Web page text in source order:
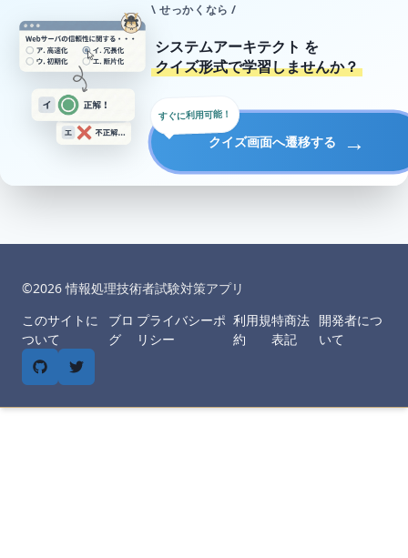
\ せっかくなら /
システムアーキテクト を
クイズ形式で学習しませんか？
クイズ画面へ遷移する →
すぐに利用可能！
©︎2026情報処理技術者試験対策アプリ
このサイトに
ついて
ブロ
グ
プライバシーポ
リシー
利用規
約
特商法
表記
開発者につ
いて